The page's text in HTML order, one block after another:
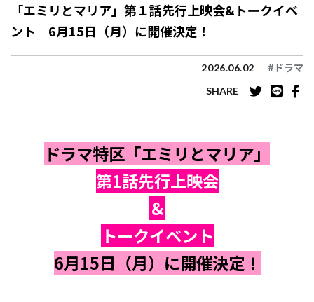
「エミリとマリア」第１話先行上映会&トークイベ
ント 6月15日（月）に開催決定！
2026.06.02 #ドラマ
SHARE
ドラマ特区「エミリとマリア」
第1話先行上映会
＆
トークイベント
6月15日（月）に開催決定！